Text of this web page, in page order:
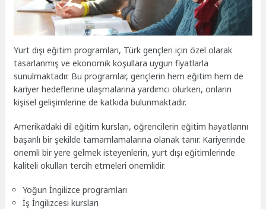
Yurt dışı eğitim programları, Türk gençleri için özel olarak
tasarlanmış ve ekonomik koşullara uygun fiyatlarla
sunulmaktadır. Bu programlar, gençlerin hem eğitim hem de
kariyer hedeflerine ulaşmalarına yardımcı olurken, onların
kişisel gelişimlerine de katkıda bulunmaktadır.
Amerika’daki dil eğitim kursları, öğrencilerin eğitim hayatlarını
başarılı bir şekilde tamamlamalarına olanak tanır. Kariyerinde
önemli bir yere gelmek isteyenlerin, yurt dışı eğitimlerinde
kaliteli okulları tercih etmeleri önemlidir.
Yoğun İngilizce programları
İş İngilizcesi kursları